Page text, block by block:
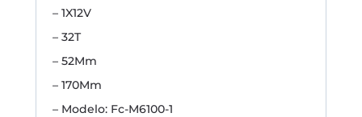
– 1X12V
– 32T
– 52Mm
– 170Mm
– Modelo: Fc-M6100-1